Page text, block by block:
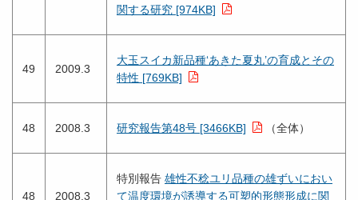
関する研究 [974KB]
49 2009.3
大玉スイカ新品種‘あきた夏丸’の育成とその
特性 [769KB]
48 2008.3 研究報告第48号 [3466KB] （全体）
48 2008.3
特別報告 雄性不稔ユリ品種の雄ずいにおい
て温度環境が誘導する可塑的形態形成に関